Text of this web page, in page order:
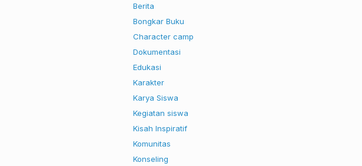
Berita
Bongkar Buku
Character camp
Dokumentasi
Edukasi
Karakter
Karya Siswa
Kegiatan siswa
Kisah Inspiratif
Komunitas
Konseling